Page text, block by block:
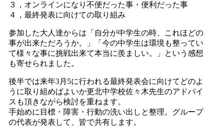
３，オンラインになり不便だった事・便利だった事
４，最終発表に向けての取り組み
参加した大人達からは「自分が中学生の時、これほどの
事が出来ただろうか。」「今の中学生は環境も整ってい
て様々な事に挑戦出来て本当に羨ましい。」という感想
も寄せられました。
後半では来年3月5に行われる最終発表会に向けてどのよ
うに取り組めばよいか更北中学校佐々木先生のアドバイ
スも頂きながら検討を重ねます。
手始めに目標・障害・行動の洗い出しと整理。グループ
の代表が発表して、皆で共有します。